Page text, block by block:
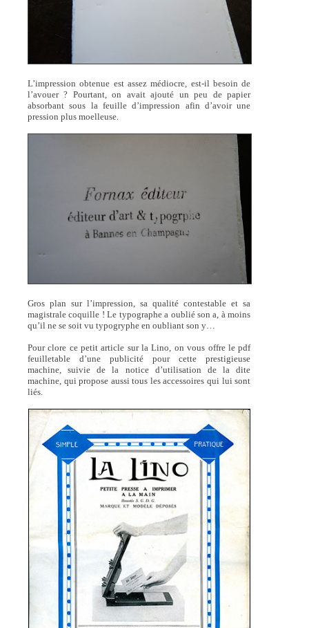
L’impression obtenue est assez médiocre, est-il besoin de
l’avouer ? Pourtant, on avait ajouté un peu de papier
absorbant sous la feuille d’impression afin d’avoir une
pression plus moelleuse.
Gros plan sur l’impression, sa qualité contestable et sa
magistrale coquille ! Le typographe a oublié son a, à moins
qu’il ne se soit vu typogryphe en oubliant son y…
Pour clore ce petit article sur la Lino, on vous offre le pdf
feuilletable d’une publicité pour cette prestigieuse
machine, suivie de la notice d’utilisation de la dite
machine, qui propose aussi tous les accessoires qui lui sont
liés.